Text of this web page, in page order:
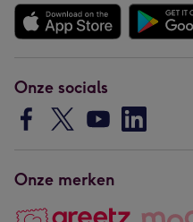
Onze socials
Onze merken